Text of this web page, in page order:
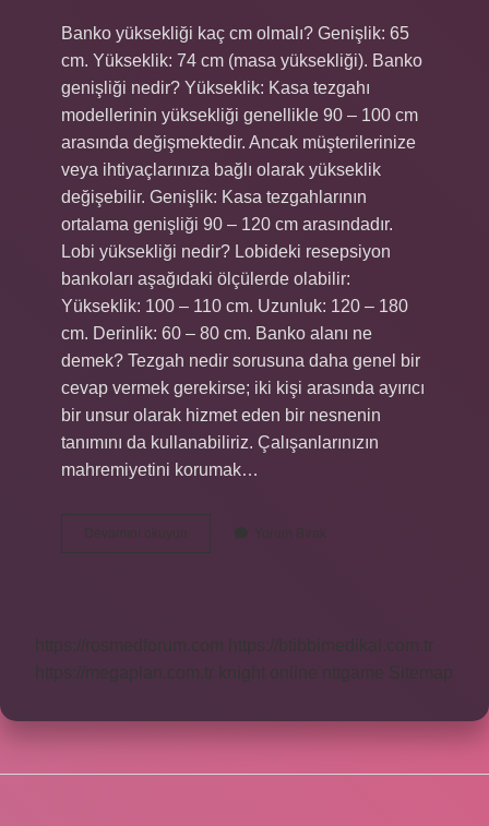
Banko yüksekliği kaç cm olmalı? Genişlik: 65
cm. Yükseklik: 74 cm (masa yüksekliği). Banko
genişliği nedir? Yükseklik: Kasa tezgahı
modellerinin yüksekliği genellikle 90 – 100 cm
arasında değişmektedir. Ancak müşterilerinize
veya ihtiyaçlarınıza bağlı olarak yükseklik
değişebilir. Genişlik: Kasa tezgahlarının
ortalama genişliği 90 – 120 cm arasındadır.
Lobi yüksekliği nedir? Lobideki resepsiyon
bankoları aşağıdaki ölçülerde olabilir:
Yükseklik: 100 – 110 cm. Uzunluk: 120 – 180
cm. Derinlik: 60 – 80 cm. Banko alanı ne
demek? Tezgah nedir sorusuna daha genel bir
cevap vermek gerekirse; iki kişi arasında ayırıcı
bir unsur olarak hizmet eden bir nesnenin
tanımını da kullanabiliriz. Çalışanlarınızın
mahremiyetini korumak…
Devamını okuyun
Yüksekliği
Yorum Bırak
https://rosmedforum.com
https://btibbimedikal.com.tr
https://megaplan.com.tr knight online nttgame Sitemap